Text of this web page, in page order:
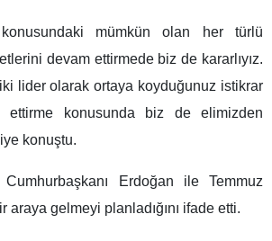
mümkün olan her türlü
devam ettirmede biz de kararlıyız.
lider olarak ortaya koyduğunuz istikrar
ettirme konusunda biz de elimizden
konuştu.
Erdoğan ile Temmuz
araya gelmeyi planladığını ifade etti.